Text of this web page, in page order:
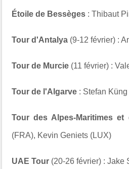
Étoile de Bessèges : Thibaut
Tour d'Antalya (9-12 février) :
Tour de Murcie (11 février) :
Tour de l'Algarve : Stefan
Tour des Alpes-Maritimes et
(FRA), Kevin Geniets (LUX)
UAE Tour (20-26 février) : Jake